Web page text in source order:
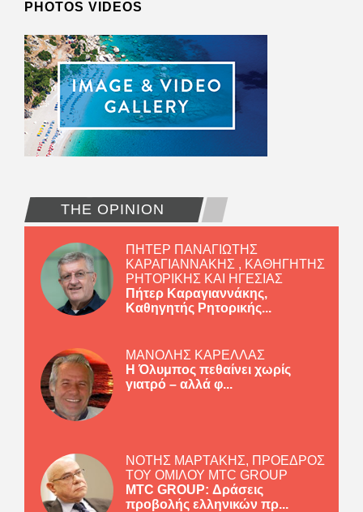
PHOTOS VIDEOS
THE OPINION
ΠΗΤΕΡ ΠΑΝΑΓΙΩΤΗΣ
ΚΑΡΑΓΙΑΝΝΑΚΗΣ , ΚΑΘΗΓΗΤΗΣ
ΡΗΤΟΡΙΚΗΣ ΚΑΙ ΗΓΕΣΙΑΣ
Πήτερ Καραγιαννάκης,
Καθηγητής Ρητορικής...
ΜΑΝΟΛΗΣ ΚΑΡΕΛΛΑΣ
Η Όλυμπος πεθαίνει χωρίς
γιατρό – αλλά φ...
ΝΟΤΗΣ ΜΑΡΤΑΚΗΣ, ΠΡΟΕΔΡΟΣ
ΤΟΥ ΟΜΙΛΟΥ MTC GROUP
MTC GROUP: Δράσεις
προβολής ελληνικών πρ...